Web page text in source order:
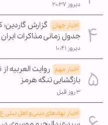
دیروز ۲۰:۳۷
اخبار جهان گزارش گاردین:
جدول زمانی مذاکرات ایران
دیروز ۱۰:۴۱
اخبار مهم روایت العربیه
بازگشایی تنگه هرمز
۳ روز قبل
اخبار نهادهای دینی و اهل بیتی ع